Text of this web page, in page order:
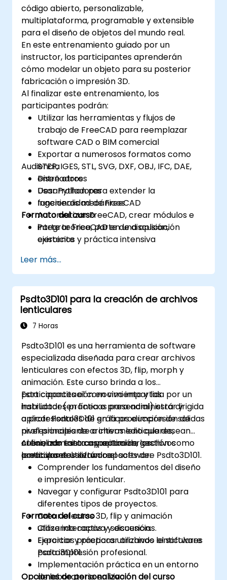
código abierto, personalizable,
multiplataforma, programable y extensible
para el diseño de objetos del mundo real.
En este entrenamiento guiado por un
instructor, los participantes aprenderán
cómo modelar un objeto para su posterior
fabricación o impresión 3D.
Al finalizar este entrenamiento, los
participantes podrán:
Utilizar las herramientas y flujos de
trabajo de FreeCAD para reemplazar
software CAD o BIM comercial
Exportar a numerosos formatos como
STEP, IGES, STL, SVG, DXF, OBJ, IFC, DAE,
entre otros
Usar Python para extender la
funcionalidad de FreeCAD
Automatizar FreeCAD, crear módulos e
integrar FreeCAD en una aplicación
existente
Audiencia
Diseñadores
Desarrolladores
Ingenieros mecánicos
Formato del curso
Parte teórica, parte de discusión,
ejercicios y práctica intensiva
Leer más...
Psdto3D101 para la creación de archivos
lenticulares
7 Horas
Psdto3D101 es una herramienta de software
especializada diseñada para crear archivos
lenticulares con efectos 3D, flip, morph y
animación. Este curso brinda a los
participantes el conocimiento y las
habilidades prácticas para administrar y
aplicar Psdto3D101 en la producción de salidas
profesionales de archivos lenticulares,
cubriendo tanto aspectos de gestión como
creativos del software.
Esta capacitación en vivo impartida por un
instructor (en línea o presencial) está dirigida
a profesionales de gráficos e impresión de
nivel principiante a intermedio que desean
crear, administrar y optimizar archivos
lenticulares utilizando el software Psdto3D101.
Al finalizar esta capacitación, los
participantes serán capaces de:
Comprender los fundamentos del diseño
e impresión lenticular.
Navegar y configurar Psdto3D101 para
diferentes tipos de proyectos.
Crear efectos 3D, flip y animación
utilizando capas y secuencias.
Exportar y preparar archivos lenticulares
para impresión profesional.
Formato del curso
Clase interactiva y discusión.
Ejercicios prácticos utilizando el software
Psdto3D101.
Implementación práctica en un entorno
de laboratorio en vivo.
Opciones de personalización del curso